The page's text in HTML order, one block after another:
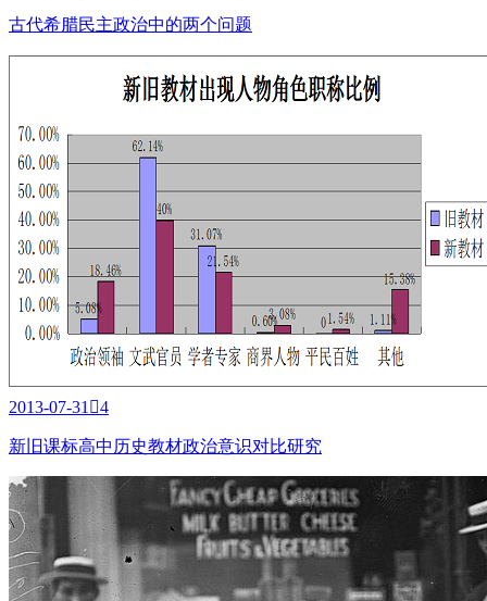
古代希腊民主政治中的两个问题
2013-07-31 4
新旧课标高中历史教材政治意识对比研究